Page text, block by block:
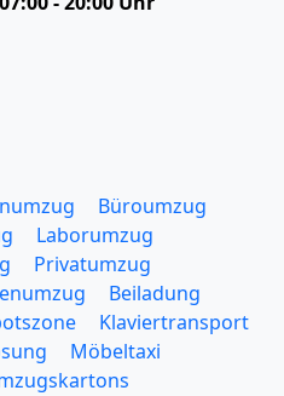
Büroumzug
Laborumzug
Privatumzug
Beiladung
Klaviertransport
Möbeltaxi